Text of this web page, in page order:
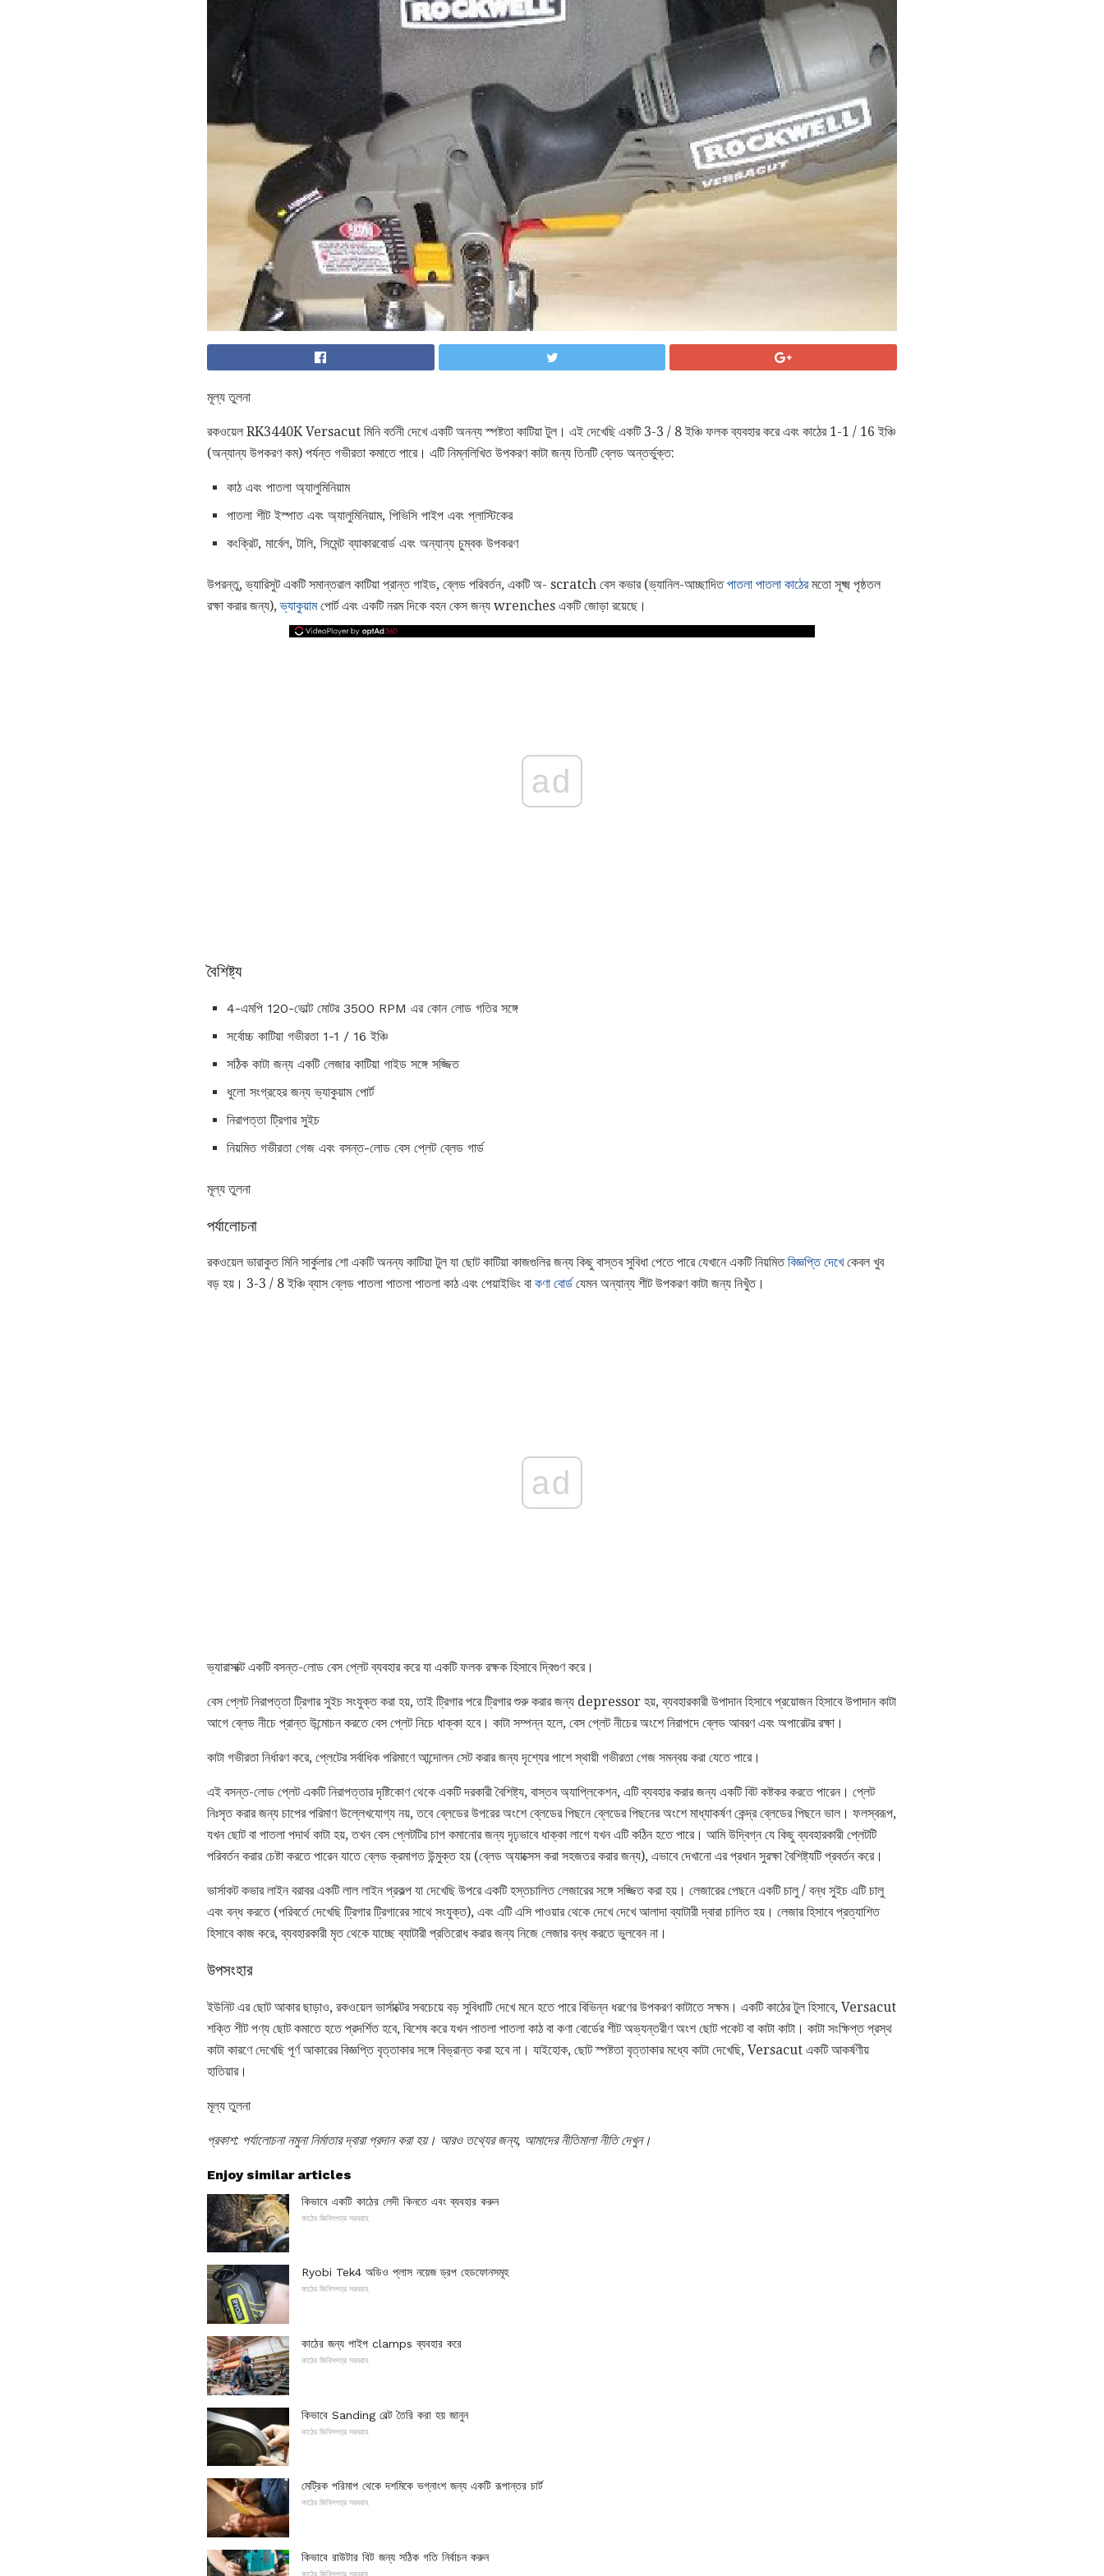
মূল্য তুলনা
রকওয়েল RK3440K Versacut মিনি বর্তনী দেখে একটি অনন্য স্পষ্টতা কাটিয়া টুল। এই দেখেছি একটি 3-3 / 8 ইঞ্চি ফলক ব্যবহার করে এবং কাঠের 1-1 / 16 ইঞ্চি
(অন্যান্য উপকরণ কম) পর্যন্ত গভীরতা কমাতে পারে। এটি নিম্নলিখিত উপকরণ কাটা জন্য তিনটি ব্লেড অন্তর্ভুক্ত:
কাঠ এবং পাতলা অ্যালুমিনিয়াম
পাতলা শীট ইস্পাত এবং অ্যালুমিনিয়াম, পিভিসি পাইপ এবং প্লাস্টিকের
কংক্রিট, মার্বেল, টালি, সিমেন্ট ব্যাকারবোর্ড এবং অন্যান্য চুম্বক উপকরণ
উপরন্তু, ভ্যারিসুট একটি সমান্তরাল কাটিয়া প্রান্ত গাইড, ব্লেড পরিবর্তন, একটি অ- scratch বেস কভার (ভ্যানিল-আচ্ছাদিতপাতলা পাতলা কাঠেরমতো সূক্ষ্ম পৃষ্ঠতল
রক্ষা করার জন্য),ভ্যাকুয়ামপোর্ট এবং একটি নরম দিকে বহন কেস জন্য wrenches একটি জোড়া রয়েছে।
ad
বৈশিষ্ট্য
4-এমপি 120-ভোল্ট মোটর 3500 RPM এর কোন লোড গতির সঙ্গে
সর্বোচ্চ কাটিয়া গভীরতা 1-1 / 16 ইঞ্চি
সঠিক কাটা জন্য একটি লেজার কাটিয়া গাইড সঙ্গে সজ্জিত
ধুলো সংগ্রহের জন্য ভ্যাকুয়াম পোর্ট
নিরাপত্তা ট্রিগার সুইচ
নিয়মিত গভীরতা গেজ এবং বসন্ত-লোড বেস প্লেট ব্লেড গার্ড
মূল্য তুলনা
পর্যালোচনা
রকওয়েল ভারাকুত মিনি সার্কুলার শো একটি অনন্য কাটিয়া টুল যা ছোট কাটিয়া কাজগুলির জন্য কিছু বাস্তব সুবিধা পেতে পারে যেখানে একটি নিয়মিতবিজ্ঞপ্তি দেখেকেবল খুব
বড় হয়। 3-3 / 8 ইঞ্চি ব্যাস ব্লেড পাতলা পাতলা পাতলা কাঠ এবং পেয়াইভিং বা কণা বোর্ড যেমন অন্যান্য শীট উপকরণ কাটা জন্য নিখুঁত।
ad
ভ্যারাসাক্ট একটি বসন্ত-লোড বেস প্লেট ব্যবহার করে যা একটি ফলক রক্ষক হিসাবে দ্বিগুণ করে।
বেস প্লেট নিরাপত্তা ট্রিগার সুইচ সংযুক্ত করা হয়, তাই ট্রিগার পরে ট্রিগার শুরু করার জন্য depressor হয়, ব্যবহারকারী উপাদান হিসাবে প্রয়োজন হিসাবে উপাদান কাটা
আগে ব্লেড নীচে প্রান্ত উন্মোচন করতে বেস প্লেট নিচে ধাক্কা হবে। কাটা সম্পন্ন হলে, বেস প্লেট নীচের অংশে নিরাপদে ব্লেড আবরণ এবং অপারেটর রক্ষা।
কাটা গভীরতা নির্ধারণ করে, প্লেটের সর্বাধিক পরিমাণে আন্দোলন সেট করার জন্য দৃশ্যের পাশে স্থায়ী গভীরতা গেজ সমন্বয় করা যেতে পারে।
এই বসন্ত-লোড প্লেট একটি নিরাপত্তার দৃষ্টিকোণ থেকে একটি দরকারী বৈশিষ্ট্য, বাস্তব অ্যাপ্লিকেশন, এটি ব্যবহার করার জন্য একটি বিট কষ্টকর করতে পারেন। প্লেট
নিঃসৃত করার জন্য চাপের পরিমাণ উল্লেখযোগ্য নয়, তবে ব্লেডের উপরের অংশে ব্লেডের পিছনে ব্লেডের পিছনের অংশে মাধ্যাকর্ষণ কেন্দ্র ব্লেডের পিছনে ভাল। ফলস্বরূপ,
যখন ছোট বা পাতলা পদার্থ কাটা হয়, তখন বেস প্লেটটির চাপ কমানোর জন্য দৃঢ়ভাবে ধাক্কা লাগে যখন এটি কঠিন হতে পারে। আমি উদ্বিগ্ন যে কিছু ব্যবহারকারী প্লেটটি
পরিবর্তন করার চেষ্টা করতে পারেন যাতে ব্লেড ক্রমাগত উন্মুক্ত হয় (ব্লেড অ্যাক্সেস করা সহজতর করার জন্য), এভাবে দেখানো এর প্রধান সুরক্ষা বৈশিষ্ট্যটি প্রবর্তন করে।
ভার্সাকট কভার লাইন বরাবর একটি লাল লাইন প্রকল্প যা দেখেছি উপরে একটি হস্তচালিত লেজারের সঙ্গে সজ্জিত করা হয়। লেজারের পেছনে একটি চালু / বন্ধ সুইচ এটি চালু
এবং বন্ধ করতে (পরিবর্তে দেখেছি ট্রিগার ট্রিগারের সাথে সংযুক্ত), এবং এটি এসি পাওয়ার থেকে দেখে দেখে আলাদা ব্যাটারী দ্বারা চালিত হয়। লেজার হিসাবে প্রত্যাশিত
হিসাবে কাজ করে, ব্যবহারকারী মৃত থেকে যাচ্ছে ব্যাটারী প্রতিরোধ করার জন্য নিজে লেজার বন্ধ করতে ভুলবেন না।
উপসংহার
ইউনিট এর ছোট আকার ছাড়াও, রকওয়েল ভার্সাক্টের সবচেয়ে বড় সুবিধাটি দেখে মনে হতে পারে বিভিন্ন ধরণের উপকরণ কাটাতে সক্ষম। একটি কাঠের টুল হিসাবে, Versacut
শক্তি শীট পণ্য ছোট কমাতে হতে প্রদর্শিত হবে, বিশেষ করে যখন পাতলা পাতলা কাঠ বা কণা বোর্ডের শীট অভ্যন্তরীণ অংশ ছোট পকেট বা কাটা কাটা। কাটা সংক্ষিপ্ত প্রস্থ
কাটা কারণে দেখেছি পূর্ণ আকারের বিজ্ঞপ্তি বৃত্তাকার সঙ্গে বিভ্রান্ত করা হবে না। যাইহোক, ছোট স্পষ্টতা বৃত্তাকার মধ্যে কাটা দেখেছি, Versacut একটি আকর্ষণীয়
হাতিয়ার।
মূল্য তুলনা
প্রকাশ: পর্যালোচনা নমুনা নির্মাতার দ্বারা প্রদান করা হয়। আরও তথ্যের জন্য, আমাদের নীতিমালা নীতি দেখুন।
Enjoy similar articles
কিভাবে একটি কাঠের লেদী কিনতে এবং ব্যবহার করুন
কাঠের জিনিসপত্র সরবরাহ
Ryobi Tek4 অডিও প্লাস নয়েজ ড্রপ হেডফোনসমূহ
কাঠের জিনিসপত্র সরবরাহ
কাঠের জন্য পাইপ clamps ব্যবহার করে
কাঠের জিনিসপত্র সরবরাহ
কিভাবে Sanding বেল্ট তৈরি করা হয় জানুন
কাঠের জিনিসপত্র সরবরাহ
মেট্রিক পরিমাপ থেকে দশমিকে ভগ্নাংশ জন্য একটি রূপান্তর চার্ট
কাঠের জিনিসপত্র সরবরাহ
কিভাবে রাউটার বিট জন্য সঠিক গতি নির্বাচন করুন
কাঠের জিনিসপত্র সরবরাহ